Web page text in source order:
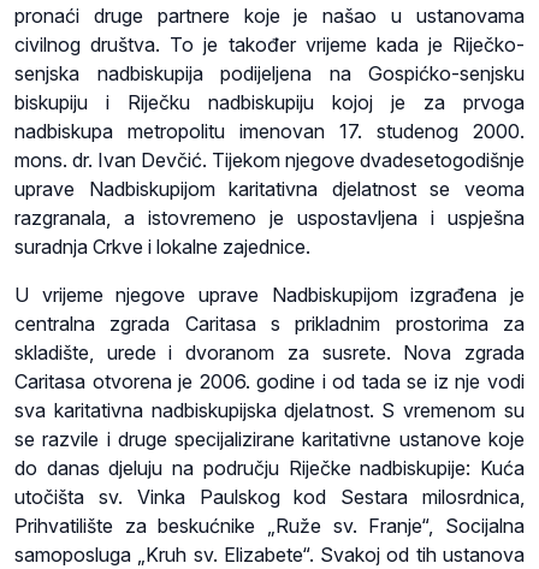
pronaći druge partnere koje je našao u ustanovama
civilnog društva. To je također vrijeme kada je Riječko-
senjska nadbiskupija podijeljena na Gospićko-senjsku
biskupiju i Riječku nadbiskupiju kojoj je za prvoga
nadbiskupa metropolitu imenovan 17. studenog 2000.
mons. dr. Ivan Devčić. Tijekom njegove dvadesetogodišnje
uprave Nadbiskupijom karitativna djelatnost se veoma
razgranala, a istovremeno je uspostavljena i uspješna
suradnja Crkve i lokalne zajednice.
U vrijeme njegove uprave Nadbiskupijom izgrađena je
centralna zgrada Caritasa s prikladnim prostorima za
skladište, urede i dvoranom za susrete. Nova zgrada
Caritasa otvorena je 2006. godine i od tada se iz nje vodi
sva karitativna nadbiskupijska djelatnost. S vremenom su
se razvile i druge specijalizirane karitativne ustanove koje
do danas djeluju na području Riječke nadbiskupije: Kuća
utočišta sv. Vinka Paulskog kod Sestara milosrdnica,
Prihvatilište za beskućnike „Ruže sv. Franje“, Socijalna
samoposluga „Kruh sv. Elizabete“. Svakoj od tih ustanova